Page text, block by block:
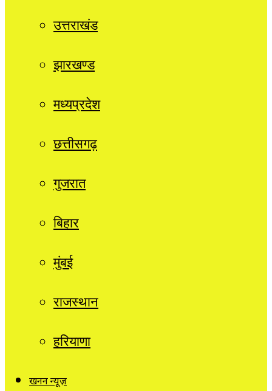
उत्तराखंड
झारखण्ड
मध्यप्रदेश
छत्तीसगढ़
गुजरात
बिहार
मुंबई
राजस्थान
हरियाणा
खनन न्यूज़